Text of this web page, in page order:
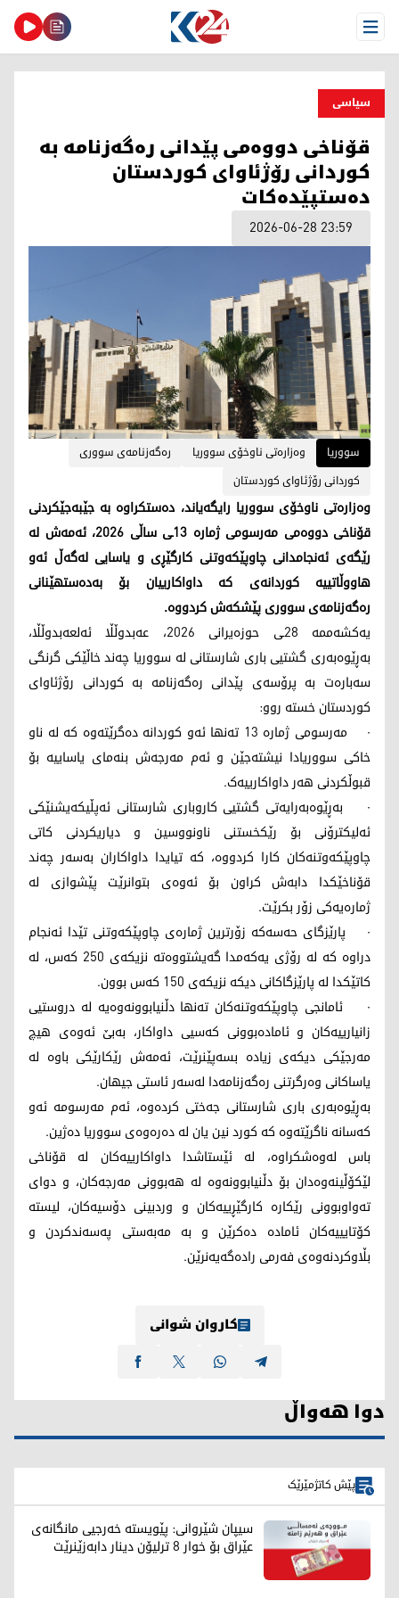
Open Menu
سیاسی
قۆناخی دووەمی پێدانی رەگەزنامە بە
کوردانی رۆژئاوای کوردستان
دەستپێدەکات
2026-06-28 23:59
سووریا وەزارەتی ناوخۆی سووریا
رەگەزنامەی سووری
کوردانی رۆژئاوای کوردستان
وەزارەتی ناوخۆی سووریا رایگەیاند، دەستکراوە بە جێبەجێکردنی
قۆناخی دووەمی مەرسومی ژمارە 13ـی ساڵی 2026، ئەمەش لە
رێگەی ئەنجامدانی چاوپێکەوتنی کارگێڕی و یاسایی لەگەڵ ئەو
هاووڵاتییە کوردانەی کە داواکارییان بۆ بەدەستهێنانی
رەگەزنامەی سووری پێشکەش کردووە.
یەکشەممە 28ـی حوزەیرانی 2026، عەبدوڵڵا ئەلعەبدوڵڵا،
بەڕێوەبەری گشتیی باری شارستانی لە سووریا چەند خاڵێکی گرنگی
سەبارەت بە پرۆسەی پێدانی رەگەزنامە بە کوردانی رۆژئاوای
کوردستان خستە روو:
· مەرسومی ژمارە 13 تەنها ئەو کوردانە دەگرێتەوە کە لە ناو
خاکی سووریادا نیشتەجێن و ئەم مەرجەش بنەمای یاساییە بۆ
قبوڵکردنی هەر داواکارییەک.
· بەڕێوەبەرایەتی گشتیی کاروباری شارستانی ئەپڵیکەیشنێکی
ئەلیکترۆنی بۆ رێکخستنی ناونووسین و دیاریکردنی کاتی
چاوپێکەوتنەکان کارا کردووە، کە تیایدا داواکاران بەسەر چەند
قۆناخێکدا دابەش کراون بۆ ئەوەی بتوانرێت پێشوازی لە
ژمارەیەکی زۆر بکرێت.
· پارێزگای حەسەکە زۆرترین ژمارەی چاوپێکەوتنی تێدا ئەنجام
دراوە کە لە رۆژی یەکەمدا گەیشتووەتە نزیکەی 250 کەس، لە
کاتێکدا لە پارێزگاکانی دیکە نزیکەی 150 کەس بوون.
· ئامانجی چاوپێکەوتنەکان تەنها دڵنیابوونەوەیە لە دروستیی
زانیارییەکان و ئامادەبوونی کەسیی داواکار، بەبێ ئەوەی هیچ
مەرجێکی دیکەی زیادە بسەپێنرێت، ئەمەش رێکارێکی باوە لە
یاساکانی وەرگرتنی رەگەزنامەدا لەسەر ئاستی جیهان.
بەڕێوەبەری باری شارستانی جەختی کردەوە، ئەم مەرسومە ئەو
کەسانە ناگرێتەوە کە کورد نین یان لە دەرەوەی سووریا دەژین.
باس لەوەشکراوە، لە ئێستاشدا داواکارییەکان لە قۆناخی
لێکۆڵینەوەدان بۆ دڵنیابوونەوە لە هەبوونی مەرجەکان، و دوای
تەواوبوونی رێکارە کارگێڕییەکان و وردبینی دۆسیەکان، لیستە
کۆتایییەکان ئامادە دەکرێن و بە مەبەستی پەسەندکردن و
بڵاوکردنەوەی فەرمی رادەگەیەنرێن.
کاروان شوانی
دوا هەواڵ
پێش کاتژمێرێک
سیپان شێروانی: پێویستە خەرجیی مانگانەی
عێراق بۆ خوار 8 ترلیۆن دینار دابەزێنرێت